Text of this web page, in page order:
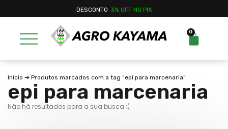
DESCONTO 3% OFF NO PIX
0
Início ➔ Produtos marcados com a tag “epi para marcenaria”
epi para marcenaria
Não há resultados para a sua busca :(